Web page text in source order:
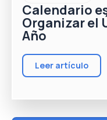
Calendario
Organizar el
Año
Leer artículo